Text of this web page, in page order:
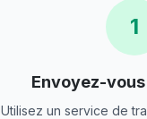
1
Envoyez-
Utilisez un service de